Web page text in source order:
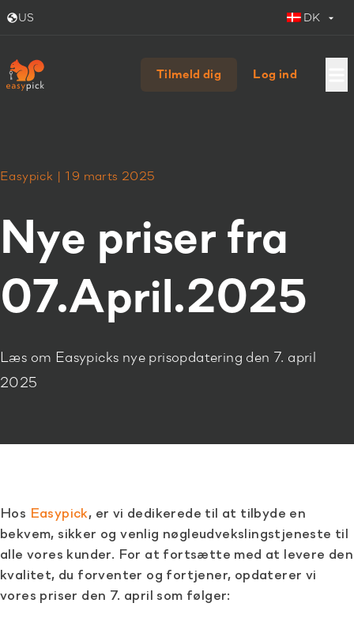
US DK
Tilmeld dig Log ind
Easypick | 19 marts 2025
Nye priser fra
07.April.2025
Læs om Easypicks nye prisopdatering den 7. april
2025
Hos Easypick, er vi dedikerede til at tilbyde en
bekvem, sikker og venlig nøgleudvekslingstjeneste til
alle vores kunder. For at fortsætte med at levere den
kvalitet, du forventer og fortjener, opdaterer vi
vores priser den 7. april som følger: